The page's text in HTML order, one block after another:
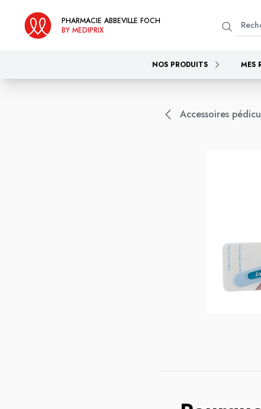
PHARMACIE ABBEVILLE FOCH
BY MEDIPRIX
NOS PRODUITS MES
Accessoires